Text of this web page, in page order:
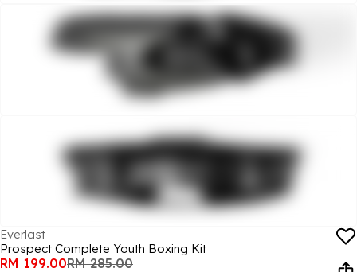
Everlast
Prospect Complete Youth Boxing Kit
RM 199.00RM 285.00